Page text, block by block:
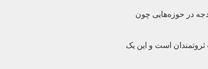
در حوزه‌هایی چون
ثروتمندان است و این یک